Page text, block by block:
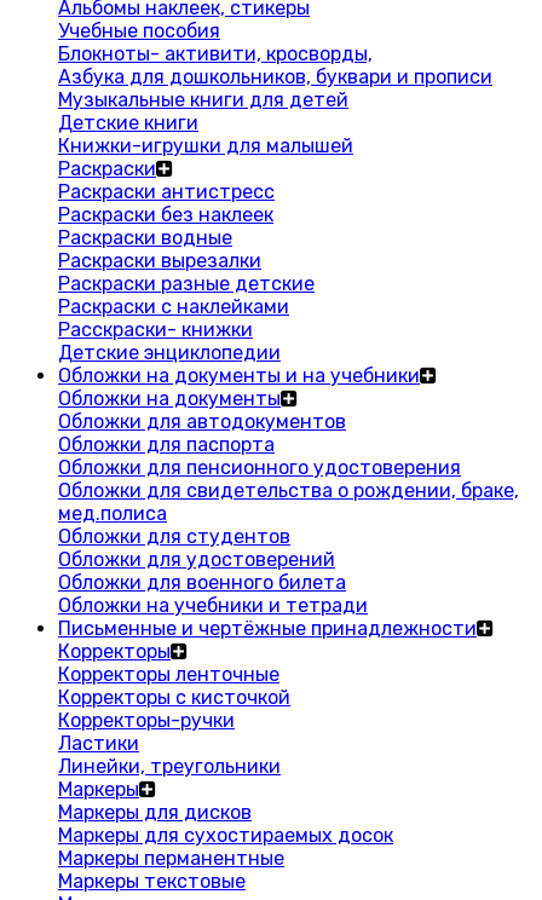
Альбомы наклеек, стикеры
Учебные пособия
Блокноты- активити, кросворды,
Азбука для дошкольников, буквари и прописи
Музыкальные книги для детей
Детские книги
Книжки-игрушки для малышей
Раскраски
Раскраски антистресс
Раскраски без наклеек
Раскраски водные
Раскраски вырезалки
Раскраски разные детские
Раскраски с наклейками
Расскраски- книжки
Детские энциклопедии
Обложки на документы и на учебники
Обложки на документы
Обложки для автодокументов
Обложки для паспорта
Обложки для пенсионного удостоверения
Обложки для свидетельства о рождении, браке,
мед.полиса
Обложки для студентов
Обложки для удостоверений
Обложки для военного билета
Обложки на учебники и тетради
Письменные и чертёжные принадлежности
Корректоры
Корректоры ленточные
Корректоры с кисточкой
Корректоры-ручки
Ластики
Линейки, треугольники
Маркеры
Маркеры для дисков
Маркеры для сухостираемых досок
Маркеры перманентные
Маркеры текстовые